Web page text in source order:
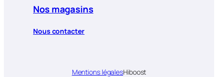
Nos magasins
Nous contacter
Mentions légalesHiboost